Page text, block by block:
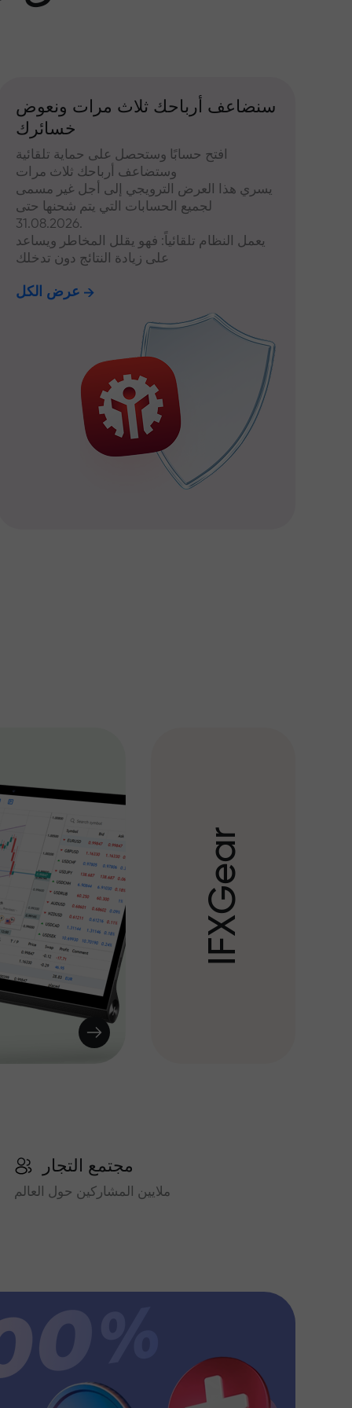
سنضاعف أرباحك ثلاث مرات ونعوض
خسائرك
افتح حسابًا وستحصل على حماية تلقائية
وستضاعف أرباحك ثلاث مرات
يسري هذا العرض الترويجي إلى أجل غير مسمى
لجميع الحسابات التي يتم شحنها حتى
31.08.2026.
يعمل النظام تلقائياً: فهو يقلل المخاطر ويساعد
على زيادة النتائج دون تدخلك
عرض الكل
I
F
X
G
e
a
r
مجتمع التجار
ملايين المشاركين حول العالم